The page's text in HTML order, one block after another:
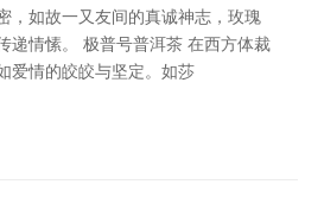
，如故一又友间的真诚神志，玫瑰
递情愫。 极普号普洱茶 在西方体裁
爱情的皎皎与坚定。如莎